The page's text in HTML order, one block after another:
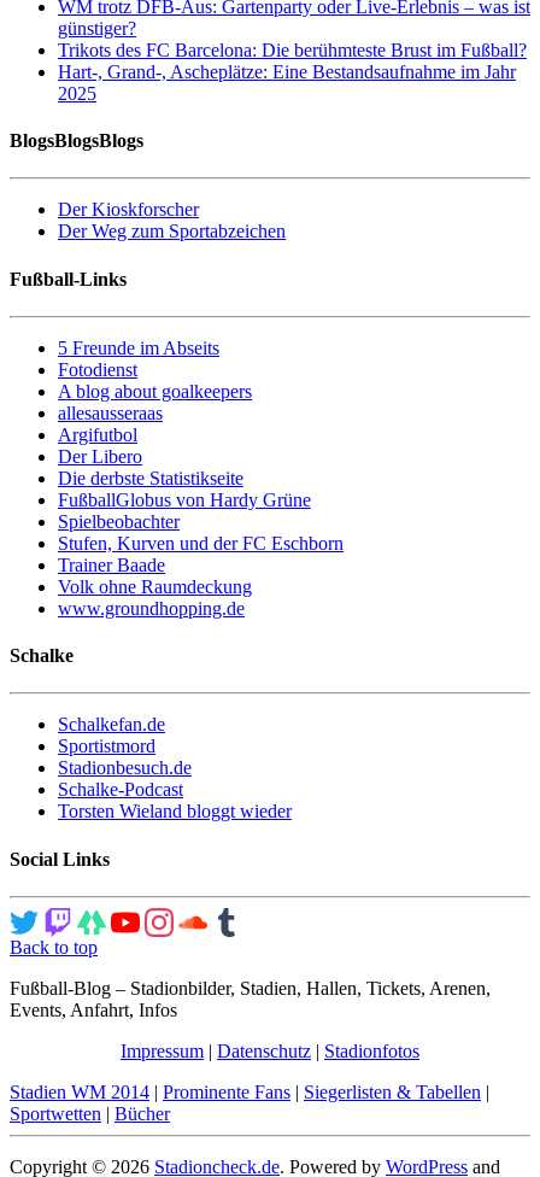
WM trotz DFB-Aus: Gartenparty oder Live-Erlebnis – was ist
günstiger?
Trikots des FC Barcelona: Die berühmteste Brust im Fußball?
Hart-, Grand-, Ascheplätze: Eine Bestandsaufnahme im Jahr
2025
BlogsBlogsBlogs
Der Kioskforscher
Der Weg zum Sportabzeichen
Fußball-Links
5 Freunde im Abseits
Fotodienst
A blog about goalkeepers
allesausseraas
Argifutbol
Der Libero
Die derbste Statistikseite
FußballGlobus von Hardy Grüne
Spielbeobachter
Stufen, Kurven und der FC Eschborn
Trainer Baade
Volk ohne Raumdeckung
www.groundhopping.de
Schalke
Schalkefan.de
Sportistmord
Stadionbesuch.de
Schalke-Podcast
Torsten Wieland bloggt wieder
Social Links
Back to top
Fußball-Blog – Stadionbilder, Stadien, Hallen, Tickets, Arenen,
Events, Anfahrt, Infos
Impressum | Datenschutz | Stadionfotos
Stadien WM 2014 | Prominente Fans | Siegerlisten & Tabellen |
Sportwetten | Bücher
Copyright © 2026 Stadioncheck.de. Powered by WordPress and